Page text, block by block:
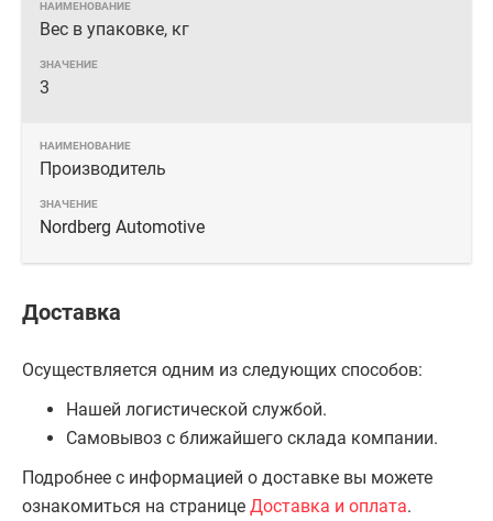
Вес в упаковке, кг
3
Производитель
Nordberg Automotive
Доставка
Осуществляется одним из следующих способов:
Нашей логистической службой.
Самовывоз с ближайшего склада компании.
Подробнее с информацией о доставке вы можете
ознакомиться на странице Доставка и оплата.